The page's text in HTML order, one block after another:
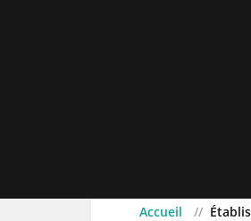
Accueil